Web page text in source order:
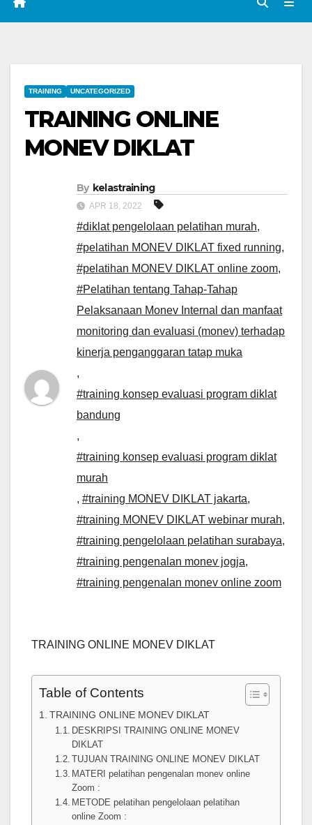
TRAINING UNCATEGORIZED
TRAINING ONLINE
MONEV DIKLAT
By kelastraining
APR 18, 2022
#diklat pengelolaan pelatihan murah,
#pelatihan MONEV DIKLAT fixed running,
#pelatihan MONEV DIKLAT online zoom,
#Pelatihan tentang Tahap-Tahap
Pelaksanaan Monev Internal dan manfaat
monitoring dan evaluasi (monev) terhadap
kinerja penganggaran tatap muka
,
#training konsep evaluasi program diklat
bandung
,
#training konsep evaluasi program diklat
murah
, #training MONEV DIKLAT jakarta,
#training MONEV DIKLAT webinar murah,
#training pengelolaan pelatihan surabaya,
#training pengenalan monev jogja,
#training pengenalan monev online zoom
TRAINING ONLINE MONEV DIKLAT
Table of Contents
TRAINING ONLINE MONEV DIKLAT
DESKRIPSI TRAINING ONLINE MONEV
DIKLAT
TUJUAN TRAINING ONLINE MONEV DIKLAT
MATERI pelatihan pengenalan monev online
Zoom :
METODE pelatihan pengelolaan pelatihan
online Zoom :